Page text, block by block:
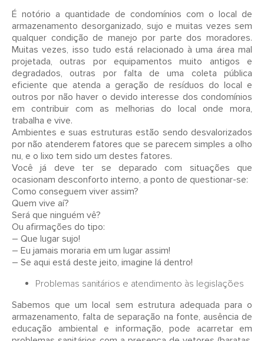
É notório a quantidade de condomínios com o local de
armazenamento desorganizado, sujo e muitas vezes sem
qualquer condição de manejo por parte dos moradores.
Muitas vezes, isso tudo está relacionado à uma área mal
projetada, outras por equipamentos muito antigos e
degradados, outras por falta de uma coleta pública
eficiente que atenda a geração de resíduos do local e
outros por não haver o devido interesse dos condomínios
em contribuir com as melhorias do local onde mora,
trabalha e vive.
Ambientes e suas estruturas estão sendo desvalorizados
por não atenderem fatores que se parecem simples a olho
nu, e o lixo tem sido um destes fatores.
Você já deve ter se deparado com situações que
ocasionam desconforto interno, a ponto de questionar-se:
Como conseguem viver assim?
Quem vive aí?
Será que ninguém vê?
Ou afirmações do tipo:
– Que lugar sujo!
– Eu jamais moraria em um lugar assim!
– Se aqui está deste jeito, imagine lá dentro!
Problemas sanitários e atendimento às legislações
Sabemos que um local sem estrutura adequada para o
armazenamento, falta de separação na fonte, ausência de
educação ambiental e informação, pode acarretar em